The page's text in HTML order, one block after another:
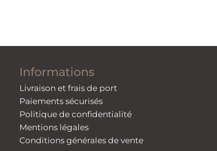
Informations
Livraison et frais de port
Paiements sécurisés
Politique de confidentialité
Mentions légales
Conditions générales de vente